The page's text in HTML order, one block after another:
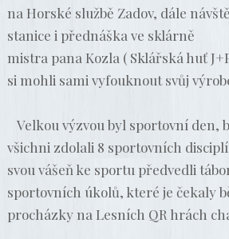
na Horské službě Zadov, dále
stanice i přednáška ve sklárně
mistra pana Kozla ( Sklářská huť
si mohli sami vyfouknout svůj
Velkou výzvou byl sportovní den,
všichni zdolali 8 sportovních
svou vášeň ke sportu předvedli
sportovních úkolů, které je čekaly
procházky na Lesních QR hrách